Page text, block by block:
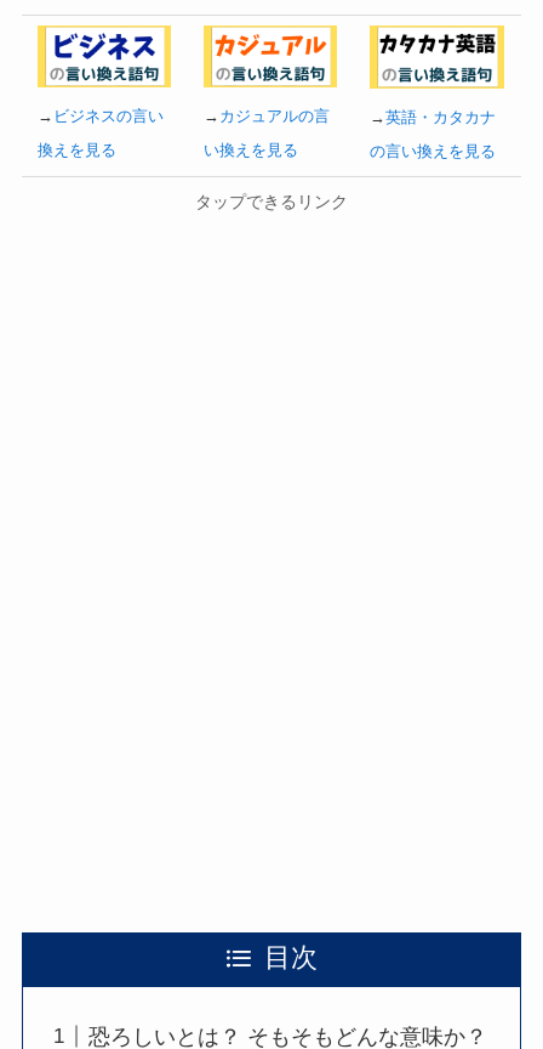
→ ビジネスの言い
換えを見る
→ カジュアルの言
い換えを見る
→英語・カタカナ
の言い換えを見る
タップできるリンク
目次
恐ろしいとは？ そもそもどんな意味か？